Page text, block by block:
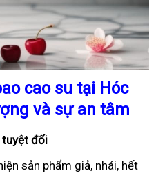
cao su tại Hóc
và sự an tâm
tuyệt đối
sản phẩm giả, nhái, hết